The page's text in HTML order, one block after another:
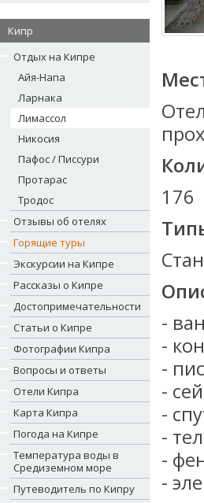
Кипр
Отдых на Кипре
Айя-Напа
Ларнака
Лимассол
Никосия
Пафос / Писсури
Протарас
Тродос
Отзывы об отелях
Горящие туры
Экскурсии на Кипре
Рассказы о Кипре
Достопримечательности
Статьи о Кипре
Фотографии Кипра
Вопросы и ответы
Отели Кипра
Карта Кипра
Погода на Кипре
Температура воды в
Средиземном море
Путеводитель по Кипру
176
-
-
-
-
-
-
-
-